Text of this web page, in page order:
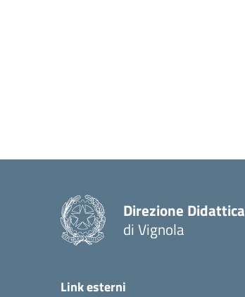
Direzione Didattica
di Vignola
Link esterni